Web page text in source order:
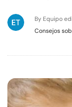
By Equipo
Consejos